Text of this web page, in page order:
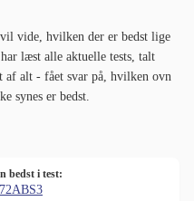
vide, hvilken der er bedst lige
læst alle aktuelle tests, talt
af alt - fået svar på, hvilken ovn
synes er bedst.
bedst i test: